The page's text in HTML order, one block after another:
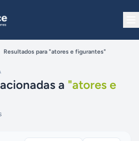
Resultados para "atores e figurantes"
a "atores e